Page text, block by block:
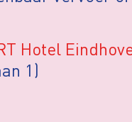
Hotel
1)